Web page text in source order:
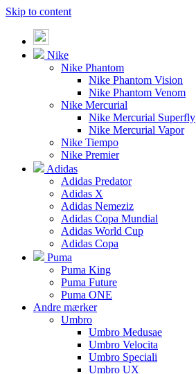
Skip to content
Nike
Nike Phantom
Nike Phantom Vision
Nike Phantom Venom
Nike Mercurial
Nike Mercurial Superfly
Nike Mercurial Vapor
Nike Tiempo
Nike Premier
Adidas
Adidas Predator
Adidas X
Adidas Nemeziz
Adidas Copa Mundial
Adidas World Cup
Adidas Copa
Puma
Puma King
Puma Future
Puma ONE
Andre mærker
Umbro
Umbro Medusae
Umbro Velocita
Umbro Speciali
Umbro UX